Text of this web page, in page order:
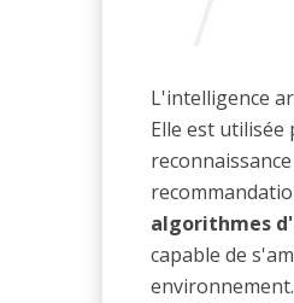
L'intelligence
Elle est utilisée
algorithmes
capable de